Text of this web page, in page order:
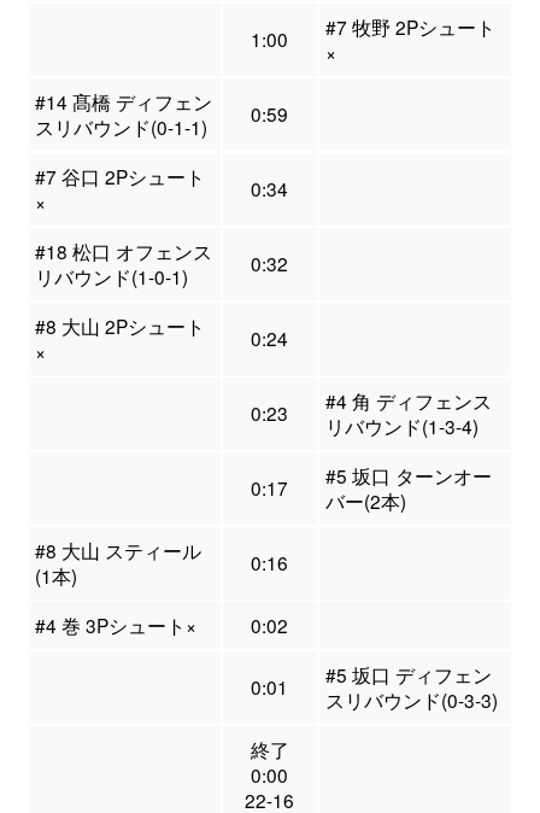
1:00
#7 牧野 2Pシュート
×
#14 髙橋 ディフェン
スリバウンド(0-1-1)
0:59
#7 谷口 2Pシュート
×
0:34
#18 松口 オフェンス
リバウンド(1-0-1)
0:32
#8 大山 2Pシュート
×
0:24
0:23
#4 角 ディフェンス
リバウンド(1-3-4)
0:17
#5 坂口 ターンオー
バー(2本)
#8 大山 スティール
(1本)
0:16
#4 巻 3Pシュート× 0:02
0:01
#5 坂口 ディフェン
スリバウンド(0-3-3)
終了
0:00
22-16